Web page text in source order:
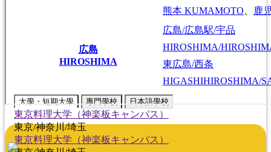
熊本 KUMAMOTO 鹿
広島
HIROSHIMA
広島/広島駅/宇品
HIROSHIMA/
東広島/西条
HIGASHIHIROSHIMA/
大學・短期大學 專門學校 日本語學校
東京料理大学（神楽板キャンパス）
東京/神奈川/埼玉
東京料理大学（神楽板キャンパス）